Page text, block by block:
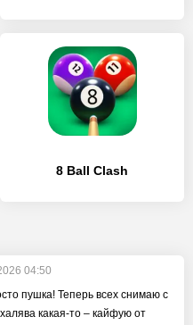
8 Ball Clash
04:50
пушка! Теперь всех снимаю с
какая-то – кайфую от